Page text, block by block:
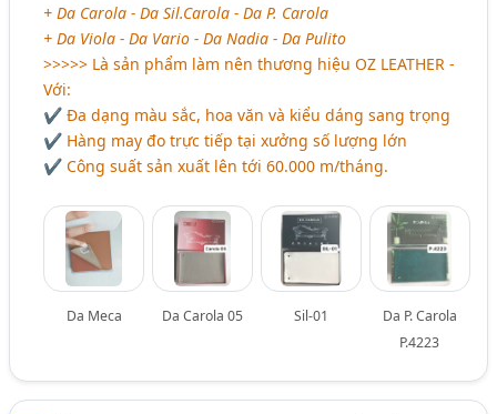
+ Da Carola - Da Sil.Carola - Da P. Carola
+ Da Viola - Da Vario - Da Nadia - Da Pulito
>>>>> Là sản phẩm làm nên thương hiệu OZ LEATHER -
Với:
✔ Đa dạng màu sắc, hoa văn và kiểu dáng sang trọng
✔ Hàng may đo trực tiếp tại xưởng số lượng lớn
✔ Công suất sản xuất lên tới 60.000 m/tháng.
Da Meca Da Carola 05 Sil-01
Da P. Carola
P.4223